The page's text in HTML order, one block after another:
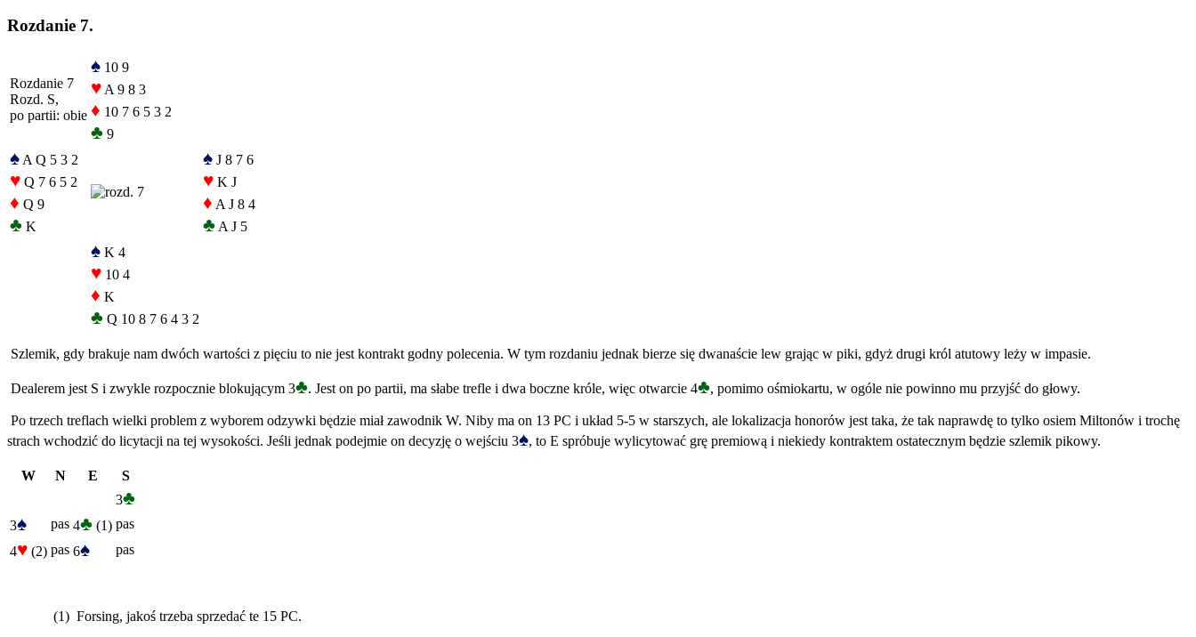
Rozdanie 7.
Rozdanie 7
Rozd. S,
po partii: obie
♠ 10 9
♥ A 9 8 3
♦ 10 7 6 5 3 2
♣ 9
♠ A Q 5 3 2
♥ Q 7 6 5 2
♦ Q 9
♣ K
♠ J 8 7 6
♥ K J
♦ A J 8 4
♣ A J 5
♠ K 4
♥ 10 4
♦ K
♣ Q 10 8 7 6 4 3 2
Szlemik, gdy brakuje nam dwóch wartości z pięciu to nie jest kontrakt godny polecenia. W tym rozdaniu jednak bierze się dwanaście lew grając w piki, gdyż drugi król atutowy leży w impasie.
Dealerem jest S i zwykle rozpocznie blokującym 3♣. Jest on po partii, ma słabe trefle i dwa boczne króle, więc otwarcie 4♣, pomimo ośmiokartu, w ogóle nie powinno mu przyjść do głowy.
Po trzech treflach wielki problem z wyborem odzywki będzie miał zawodnik W. Niby ma on 13 PC i układ 5-5 w starszych, ale lokalizacja honorów jest taka, że tak naprawdę to tylko osiem Miltonów i trochę
strach wchodzić do licytacji na tej wysokości. Jeśli jednak podejmie on decyzję o wejściu 3♠, to E spróbuje wylicytować grę premiową i niekiedy kontraktem ostatecznym będzie szlemik pikowy.
W N E
S
3♣
3♠ pas 4♣ (1) pas
4♥ (2) pas 6♠ pas
(1) Forsing, jakoś trzeba sprzedać te 15 PC.